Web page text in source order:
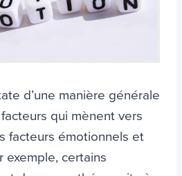
d’une manière générale
qui mènent vers
facteurs émotionnels et
exemple, certains